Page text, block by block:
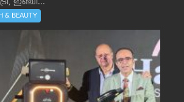
& BEAUTY